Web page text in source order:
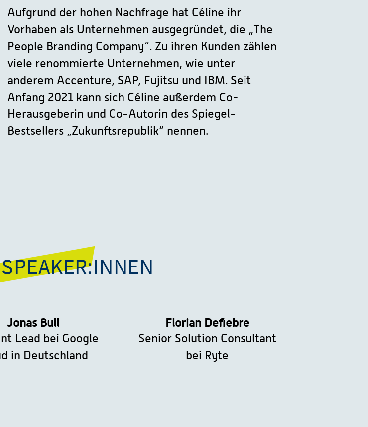
Aufgrund der hohen Nachfrage hat Céline ihr
Vorhaben als Unternehmen ausgegründet, die „The
People Branding Company“. Zu ihren Kunden zählen
viele renommierte Unternehmen, wie unter
anderem Accenture, SAP, Fujitsu und IBM. Seit
Anfang 2021 kann sich Céline außerdem Co-
Herausgeberin und Co-Autorin des Spiegel-
Bestsellers „Zukunftsrepublik“ nennen.
Jonas Bull
Lead bei Google
in Deutschland
Florian Defiebre
Senior Solution Consultant
bei Ryte